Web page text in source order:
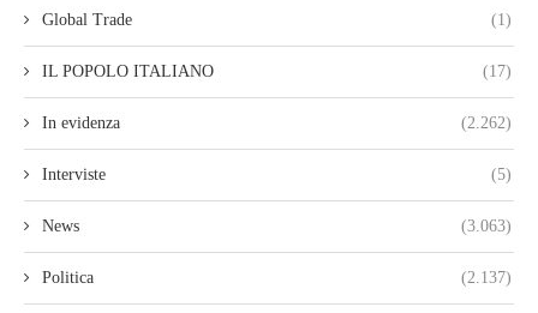
Global Trade (1)
IL POPOLO ITALIANO (17)
In evidenza (2.262)
Interviste (5)
News (3.063)
Politica (2.137)